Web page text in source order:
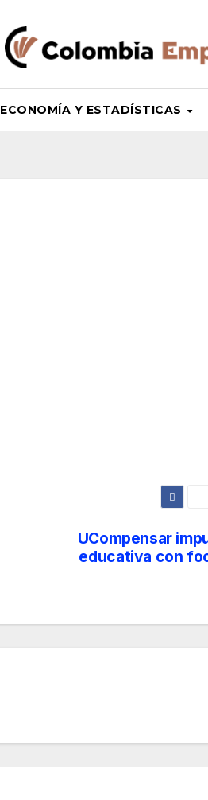
ECONOMÍA Y ESTADÍSTICAS
UCompensar
educativa con